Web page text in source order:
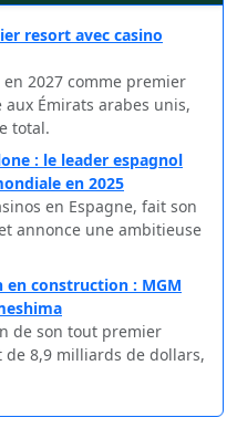
resort avec casino
2027 comme premier
aux Émirats arabes unis,
total.
: le leader espagnol
en 2025
en Espagne, fait son
annonce une ambitieuse
en construction : MGM
de son tout premier
de 8,9 milliards de dollars,